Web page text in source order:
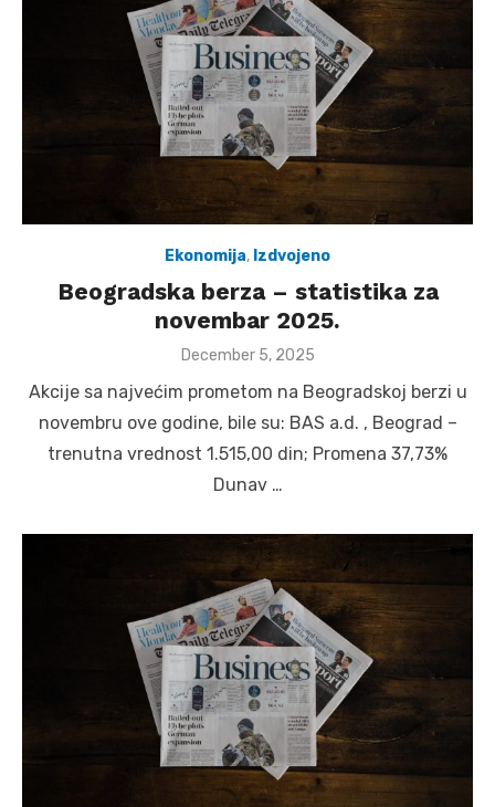
Ekonomija, Izdvojeno
Beogradska berza – statistika za
novembar 2025.
Posted
December 5, 2025
Akcije sa najvećim prometom na Beogradskoj berzi u
novembru ove godine, bile su: BAS a.d. , Beograd –
trenutna vrednost 1.515,00 din; Promena 37,73%
Dunav …